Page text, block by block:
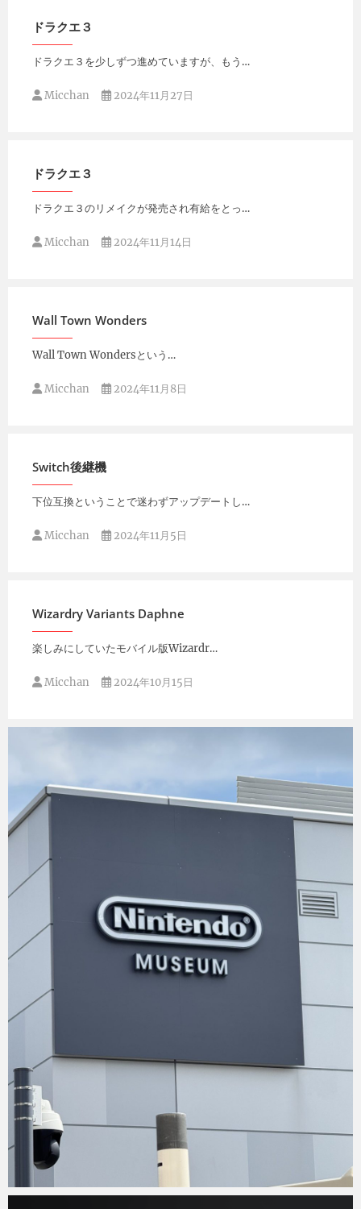
ドラクエ３
ドラクエ３を少しずつ進めていますが、もう…
Micchan 2024年11月27日
ドラクエ３
ドラクエ３のリメイクが発売され有給をとっ…
Micchan 2024年11月14日
Wall Town Wonders
Wall Town Wondersという…
Micchan 2024年11月8日
Switch後継機
下位互換ということで迷わずアップデートし…
Micchan 2024年11月5日
Wizardry Variants Daphne
楽しみにしていたモバイル版Wizardr…
Micchan 2024年10月15日